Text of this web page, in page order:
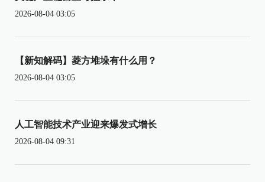
2026-08-04 03:05
【新知解码】菱方堆垛有什么用？
2026-08-04 03:05
人工智能技术产业迎来爆发式增长
2026-08-04 09:31